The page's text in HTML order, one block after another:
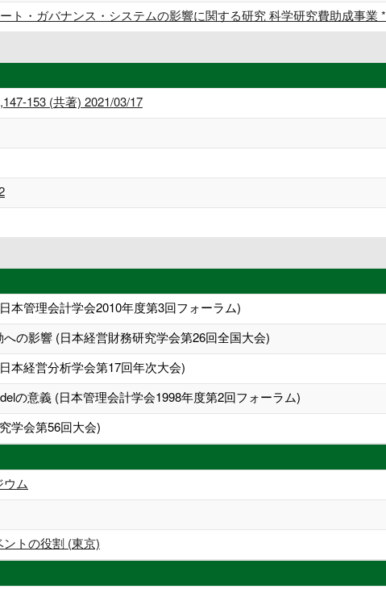
ト・ガバナンス・システムの影響に関する研究 科学研究費助成事業 *
153 (共著) 2021/03/17
本管理会計学会2010年度第3回フォーラム)
の影響 (日本経営財務研究学会第26回全国大会)
本経営分析学会第17回年次大会)
の意義 (日本管理会計学会1998年度第2回フォーラム)
学会第56回大会)
ム
トの役割 (東京)